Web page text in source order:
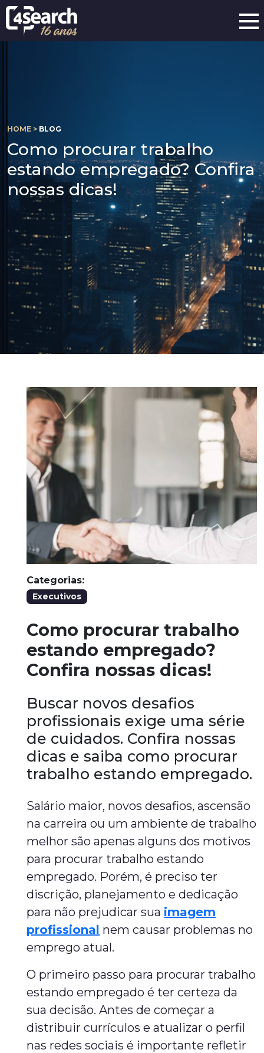
HOME > BLOG
Como procurar trabalho
estando empregado? Confira
nossas dicas!
Categorias:
Executivos
Como procurar trabalho
estando empregado?
Confira nossas dicas!
Buscar novos desafios
profissionais exige uma série
de cuidados. Confira nossas
dicas e saiba como procurar
trabalho estando empregado.
Salário maior, novos desafios, ascensão
na carreira ou um ambiente de trabalho
melhor são apenas alguns dos motivos
para procurar trabalho estando
empregado. Porém, é preciso ter
discrição, planejamento e dedicação
para não prejudicar sua imagem
profissional nem causar problemas no
emprego atual.
O primeiro passo para procurar trabalho
estando empregado é ter certeza da
sua decisão. Antes de começar a
distribuir currículos e atualizar o perfil
nas redes sociais é importante refletir